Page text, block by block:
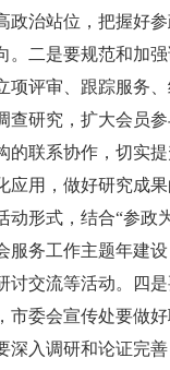
政治站位，把握好
。二是要规范和加
项评审、跟踪服务
查研究，扩大会员
的联系协作，切实提
应用，做好研究成
动形式，结合“参政
服务工作主题年建
讨交流等活动。四
市委会宣传处要做
深入调研和论证完